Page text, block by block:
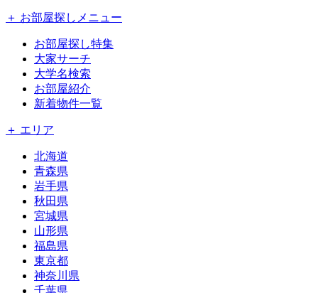
＋ お部屋探しメニュー
お部屋探し特集
大家サーチ
大学名検索
お部屋紹介
新着物件一覧
＋ エリア
北海道
青森県
岩手県
秋田県
宮城県
山形県
福島県
東京都
神奈川県
千葉県